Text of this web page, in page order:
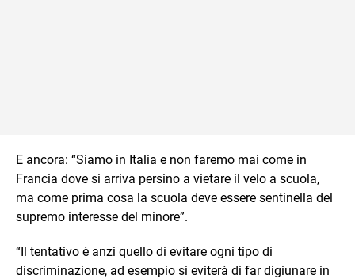
E ancora: “Siamo in Italia e non faremo mai come in
Francia dove si arriva persino a vietare il velo a scuola,
ma come prima cosa la scuola deve essere sentinella del
supremo interesse del minore”.
“Il tentativo è anzi quello di evitare ogni tipo di
discriminazione, ad esempio si eviterà di far digiunare in